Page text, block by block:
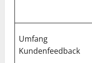
Umfang
Kundenfeedback